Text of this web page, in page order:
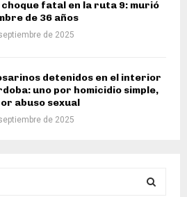
fatal en la ruta 9: murió
de 36 años
de 2025
detenidos en el interior
uno por homicidio simple,
abuso sexual
de 2025